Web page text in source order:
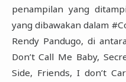
penampilan yang
yang dibawakan dalam
Rendy Pandugo, di
Don’t Call Me Baby,
Side, Friends, I don’t